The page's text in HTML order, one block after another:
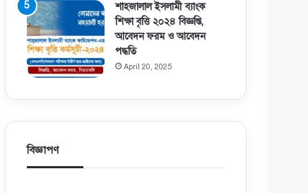
শাহজালাল ইসলামী ব্যাংক
শিক্ষা বৃত্তি ২০২৪ বিজ্ঞপ্তি,
আবেদন ফরম ও আবেদন
পদ্ধতি
April 20, 2025
বিজ্ঞাপণ